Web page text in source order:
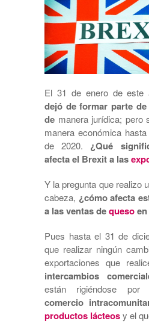
El 31 de enero de este
dejó de formar parte
de manera jurídica; pero
manera económica
de 2020. ¿Qué
afecta el Brexit a las
Y la pregunta que realizo
cabeza, ¿cómo afecta
a las ventas dequeso
Pues hasta el 31 de
que realizar ningún
exportaciones que
intercambios
están rigiéndose
comercio
productos lácteosy el